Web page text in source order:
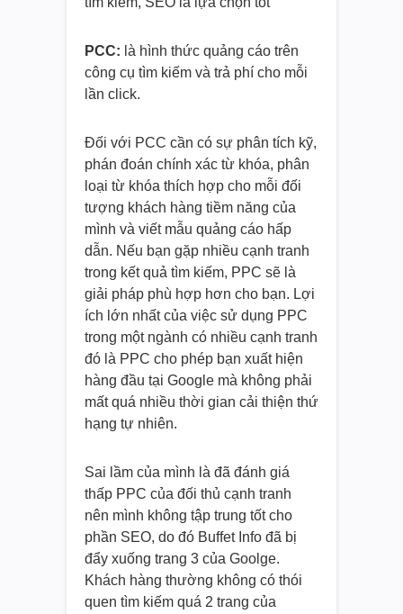
PCC: là hình thức quảng cáo trên
công cụ tìm kiếm và trả phí cho mỗi
lần click.
Đối với PCC cần có sự phân tích kỹ,
phán đoán chính xác từ khóa, phân
loại từ khóa thích hợp cho mỗi đối
tượng khách hàng tiềm năng của
mình và viết mẫu quảng cáo hấp
dẫn. Nếu bạn gặp nhiều cạnh tranh
trong kết quả tìm kiếm, PPC sẽ là
giải pháp phù hợp hơn cho bạn. Lợi
ích lớn nhất của việc sử dụng PPC
trong một ngành có nhiều cạnh tranh
đó là PPC cho phép bạn xuất hiện
hàng đầu tại Google mà không phải
mất quá nhiều thời gian cải thiện thứ
hạng tự nhiên.
Sai lầm của mình là đã đánh giá
thấp PPC của đối thủ cạnh tranh
nên mình không tập trung tốt cho
phần SEO, do đó Buffet Info đã bị
đẩy xuống trang 3 của Goolge.
Khách hàng thường không có thói
quen tìm kiếm quá 2 trang của